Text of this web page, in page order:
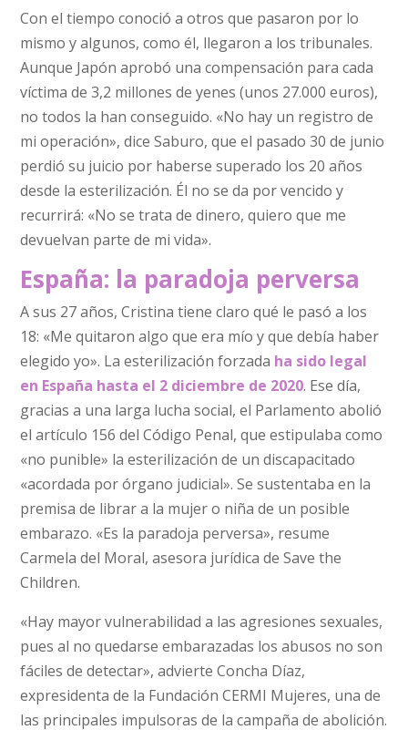
Con el tiempo conoció a otros que pasaron por lo
mismo y algunos, como él, llegaron a los tribunales.
Aunque Japón aprobó una compensación para cada
víctima de 3,2 millones de yenes (unos 27.000 euros),
no todos la han conseguido. «No hay un registro de
mi operación», dice Saburo, que el pasado 30 de junio
perdió su juicio por haberse superado los 20 años
desde la esterilización. Él no se da por vencido y
recurrirá: «No se trata de dinero, quiero que me
devuelvan parte de mi vida».
España: la paradoja perversa
A sus 27 años, Cristina tiene claro qué le pasó a los
18: «Me quitaron algo que era mío y que debía haber
elegido yo». La esterilización forzada ha sido legal
en España hasta el 2 diciembre de 2020. Ese día,
gracias a una larga lucha social, el Parlamento abolió
el artículo 156 del Código Penal, que estipulaba como
«no punible» la esterilización de un discapacitado
«acordada por órgano judicial». Se sustentaba en la
premisa de librar a la mujer o niña de un posible
embarazo. «Es la paradoja perversa», resume
Carmela del Moral, asesora jurídica de Save the
Children.
«Hay mayor vulnerabilidad a las agresiones sexuales,
pues al no quedarse embarazadas los abusos no son
fáciles de detectar», advierte Concha Díaz,
expresidenta de la Fundación CERMI Mujeres, una de
las principales impulsoras de la campaña de abolición.